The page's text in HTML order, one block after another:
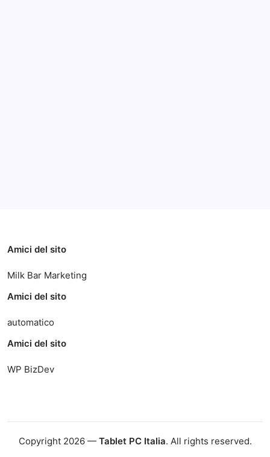
Amici del sito
Milk Bar Marketing
Amici del sito
automatico
Amici del sito
WP BizDev
Copyright 2026 — Tablet PC Italia. All rights reserved.